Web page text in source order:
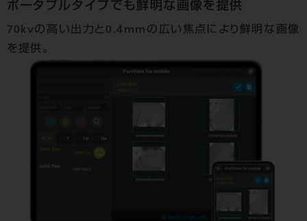
ポータブルタイプでも鮮明な画像を提供
70kvの高い出力と0.4mmの広い焦点により鮮明な画像
を提供。